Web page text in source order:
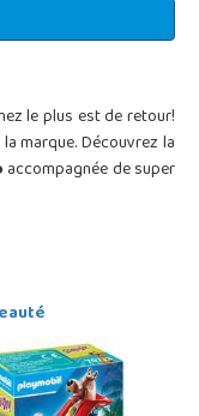
le plus est de retour!
marque. Découvrez la
accompagnée de super